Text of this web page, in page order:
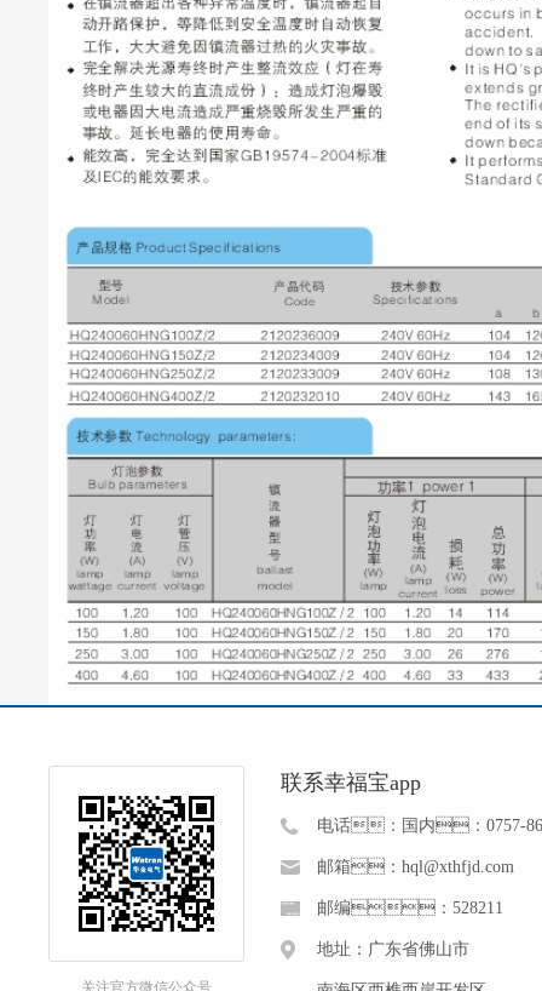
关注官方微信公众号
联系幸福宝app
电话：国内：0757-
邮箱：hql@xthfjd.com
邮编：528211
地址：广东省佛山市